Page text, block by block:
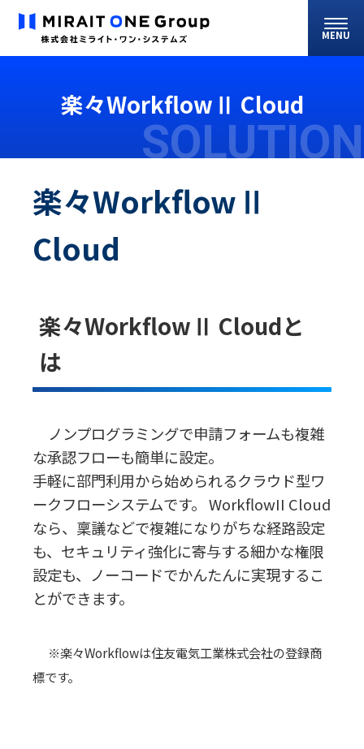
MENU
楽々WorkflowⅡ Cloud
SOLUTION
楽々WorkflowⅡ
Cloud
楽々WorkflowⅡ Cloudと
は
ノンプログラミングで申請フォームも複雑
な承認フローも簡単に設定。
手軽に部門利用から始められるクラウド型ワ
ークフローシステムです。 WorkflowII Cloud
なら、稟議などで複雑になりがちな経路設定
も、セキュリティ強化に寄与する細かな権限
設定も、ノーコードでかんたんに実現するこ
とができます。
※楽々Workflowは住友電気工業株式会社の登録商
標です。